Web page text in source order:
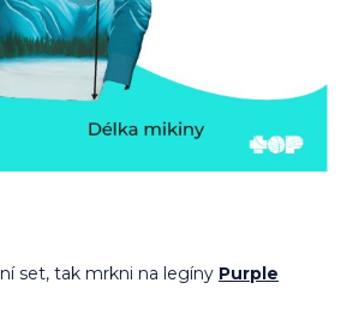
set, tak mrkni na legíny Purple